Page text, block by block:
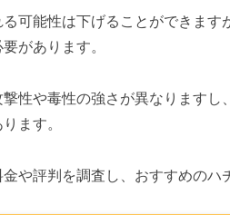
可能性は下げることができま
があります。
性や毒性の強さが異なります
ます。
や評判を調査し、おすすめのハ